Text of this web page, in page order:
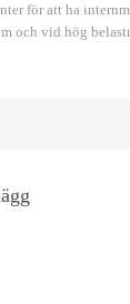
för att ha
och vid hög